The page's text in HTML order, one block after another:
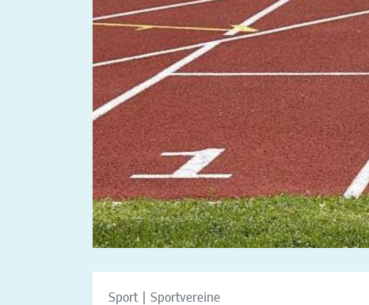
Sport | Sportvereine